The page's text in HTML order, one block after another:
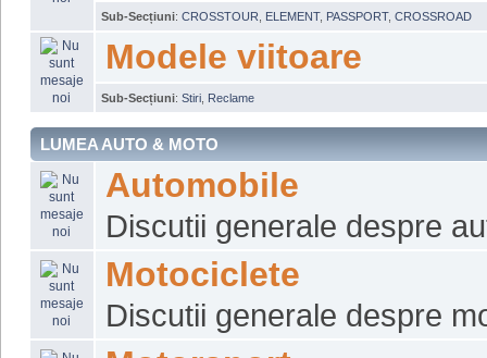
Sub-Secțiuni: CROSSTOUR ELEMENT, PASSPORT, CROSSROAD
Modele viitoare
Sub-Secțiuni: Stiri Reclame
LUMEA AUTO & MOTO
Automobile
Discutii generale despre
Motociclete
Discutii generale despre